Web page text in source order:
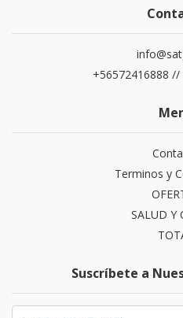
+56572416888
Terminos y
SALUD Y
Suscríbete a